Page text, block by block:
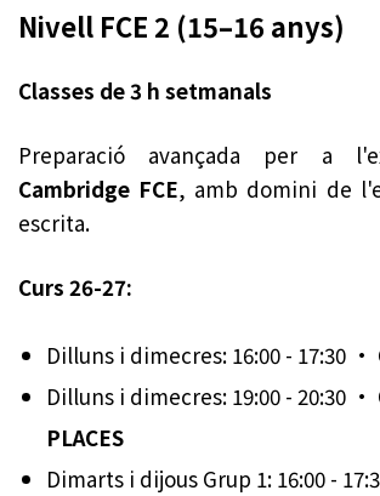
Nivell FCE 2 (15–16 anys)
Classes de 3 h setmanals
Preparació avançada per a
Cambridge FCE, amb domini de
escrita.
Curs 26-27:
Dilluns i dimecres: 16:00 - 17:30 ·
Dilluns i dimecres: 19:00 - 20:30 ·
PLACES
Dimarts i dijous Grup 1: 16:00 -